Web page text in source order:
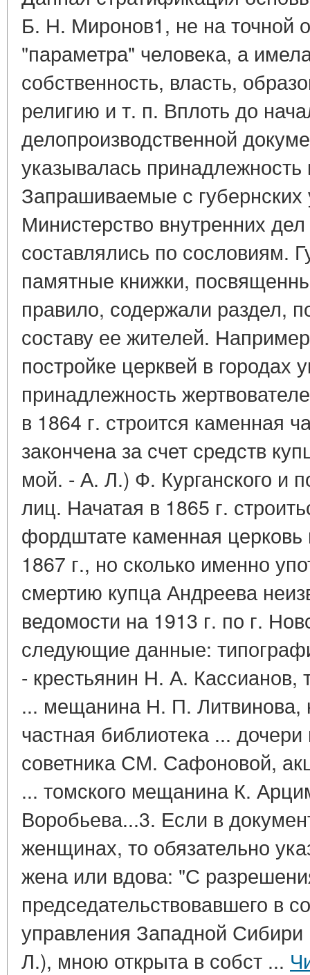
Б. Н. Миронов1, не на точной
"параметра" человека, а
собственность, власть,
религию и т. п. Вплоть до
делопроизводственной
указывалась принадлежность
Запрашиваемые с губернских
Министерство внутренних
составлялись по сословиям.
памятные книжки,
правило, содержали раздел,
составу ее жителей.
постройке церквей в городах
принадлежность
в 1864 г. строится каменная
закончена за счет средств
мой. - А. Л.) Ф. Курганского и
лиц. Начатая в 1865 г.
фордштате каменная
1867 г., но сколько именно
смертию купца Андреева
ведомости на 1913 г. по г.
следующие данные:
- крестьянин Н. А. Кассианов,
... мещанина Н. П. Литвинова,
частная библиотека ... дочери
советника СМ. Сафоновой,
... томского мещанина К.
Воробьева...3. Если в
женщинах, то обязательно
жена или вдова: "С
председательствовавшего в
управления Западной Сибири
Л.), мною открыта в собст ...